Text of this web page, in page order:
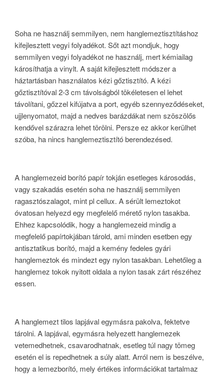
Soha ne használj semmilyen, nem hanglemeztisztításhoz
kifejlesztett vegyi folyadékot. Sőt azt mondjuk, hogy
semmilyen vegyi folyadékot ne használj, mert kémiailag
károsíthatja a vinylt. A saját kifejlesztett módszer a
háztartásban használatos kézi gőztisztító. A kézi
gőztisztítóval 2-3 cm távolságból tökéletesen el lehet
távolítani, gőzzel kifújatva a port, egyéb szennyeződéseket,
ujjlenyomatot, majd a nedves barázdákat nem szöszölős
kendővel szárazra lehet törölni. Persze ez akkor kerülhet
szóba, ha nincs hanglemeztisztító berendezésed.
A hanglemezeid borító papír tokján esetleges károsodás,
vagy szakadás esetén soha ne használj semmilyen
ragasztószalagot, mint pl cellux. A sérült lemeztokot
óvatosan helyezd egy megfelelő mérető nylon tasakba.
Ehhez kapcsolódik, hogy a hanglemezeid mindig a
megfelelő papírtokjában tárold, ami minden esetben egy
antisztatikus borító, majd a kemény fedeles gyári
hanglemeztok és mindezt egy nylon tasakban. Lehetőleg a
hanglemez tokok nyitott oldala a nylon tasak zárt részéhez
essen.
A hanglemezt tilos lapjával egymásra pakolva, fektetve
tárolni. A lapjával, egymásra helyezett hanglemezek
vetemedhetnek, csavarodhatnak, esetleg túl nagy tömeg
esetén el is repedhetnek a súly alatt. Arról nem is beszélve,
hogy a lemezborító, mely értékes információkat tartalmaz